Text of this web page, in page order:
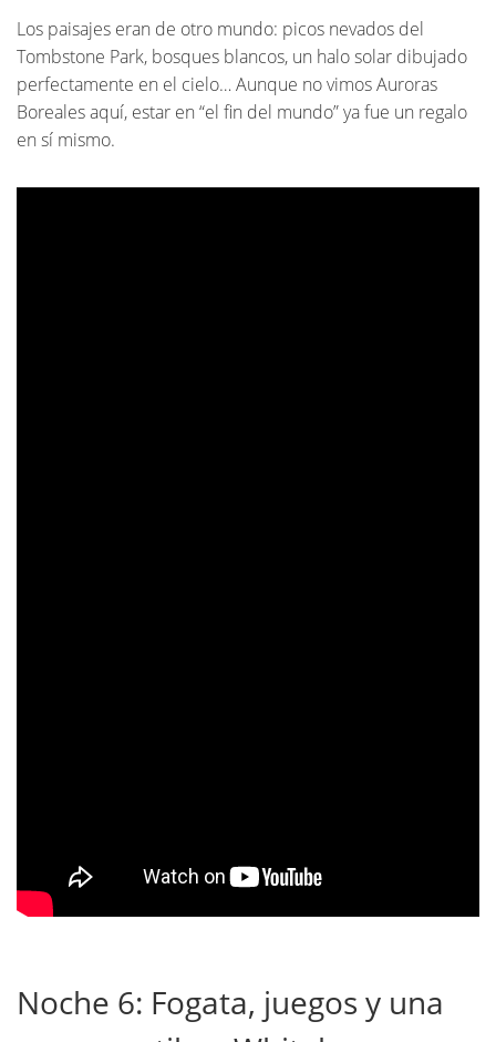
Los paisajes eran de otro mundo: picos nevados del
Tombstone Park, bosques blancos, un halo solar dibujado
perfectamente en el cielo… Aunque no vimos Auroras
Boreales aquí, estar en “el fin del mundo” ya fue un regalo
en sí mismo.
Noche 6: Fogata, juegos y una